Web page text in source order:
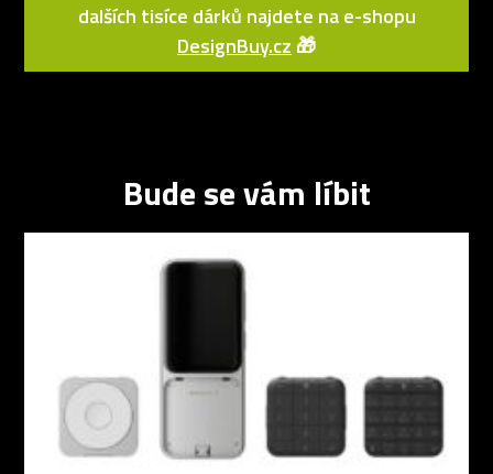
dalších tisíce dárků najdete na e-shopu
DesignBuy.cz 🎁
Bude se vám líbit